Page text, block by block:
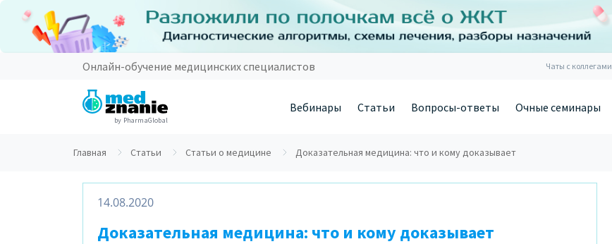
Онлайн-обучение медицинских специалистов Чаты с коллегами
by PharmaGlobal
Вебинары Статьи Вопросы-ответы Очные семинары
Главная Статьи Статьи о медицине Доказательная медицина: что и кому доказывает
14.08.2020
Доказательная медицина: что и кому доказывает